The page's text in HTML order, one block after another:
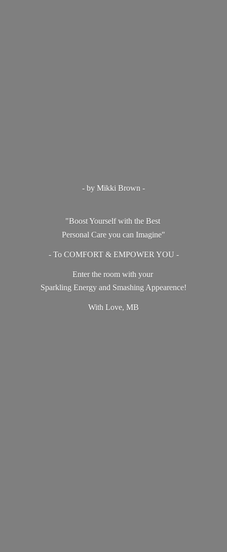
- by Mikki Brown -
"Boost Yourself with the Best
Personal Care you can Imagine"
- To COMFORT & EMPOWER YOU -
Enter the room with your
Sparkling Energy and Smashing Appearence!
With Love, MB